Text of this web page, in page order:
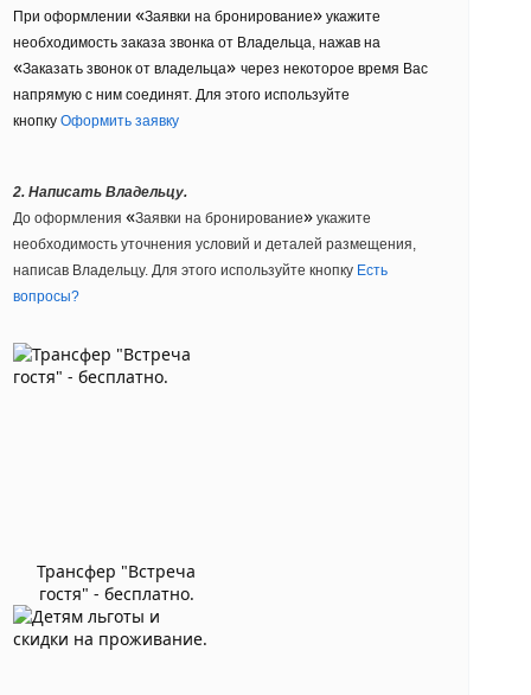
При оформлении«Заявки на бронирование» укажите
необходимость заказа звонка от Владельца, нажав на
«Заказать звонок от владельца»через некоторое время Вас
напрямую с ним соединят. Для этого используйте
кнопкуОформить заявку
2. Написать Владельцу.
До оформления«Заявки на бронирование» укажите
необходимость уточнения условий и деталей размещения,
написав Владельцу. Для этого используйте кнопку Есть
вопросы?
Трансфер "Встреча
гостя" - бесплатно.